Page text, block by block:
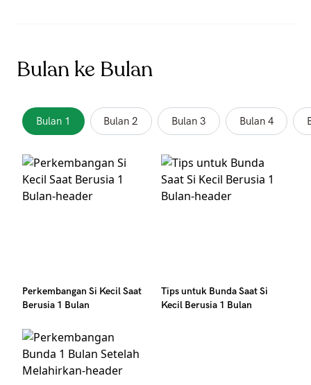
Bulan ke Bulan
Bulan 1 Bulan 2 Bulan 3 Bulan 4
Perkembangan Si Kecil Saat
Berusia 1 Bulan
Tips untuk Bunda Saat Si
Kecil Berusia 1 Bulan